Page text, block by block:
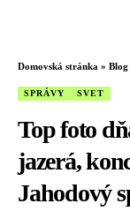
Domovská stránka » Blog
SPRÁVY SVET
Top foto
jazerá,
Jahodový